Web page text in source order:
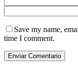
Save my name,
time I comment.